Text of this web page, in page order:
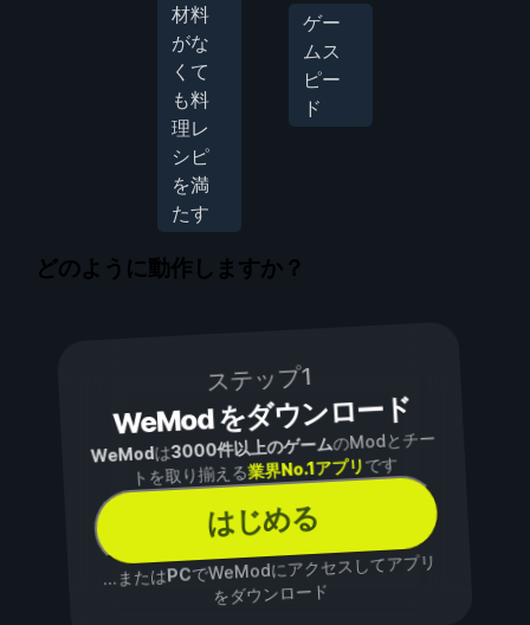
材料
がな
くて
も料
理レ
シピ
を満
たす
ゲー
ムス
ピー
ド
どのように動作しますか？
ステップ1
WeMod をダウンロード
WeModは3000件以上のゲームのModとチー
トを取り揃える業界No.1アプリです
はじめる
...またはPCでWeModにアクセスしてアプリ
をダウンロード